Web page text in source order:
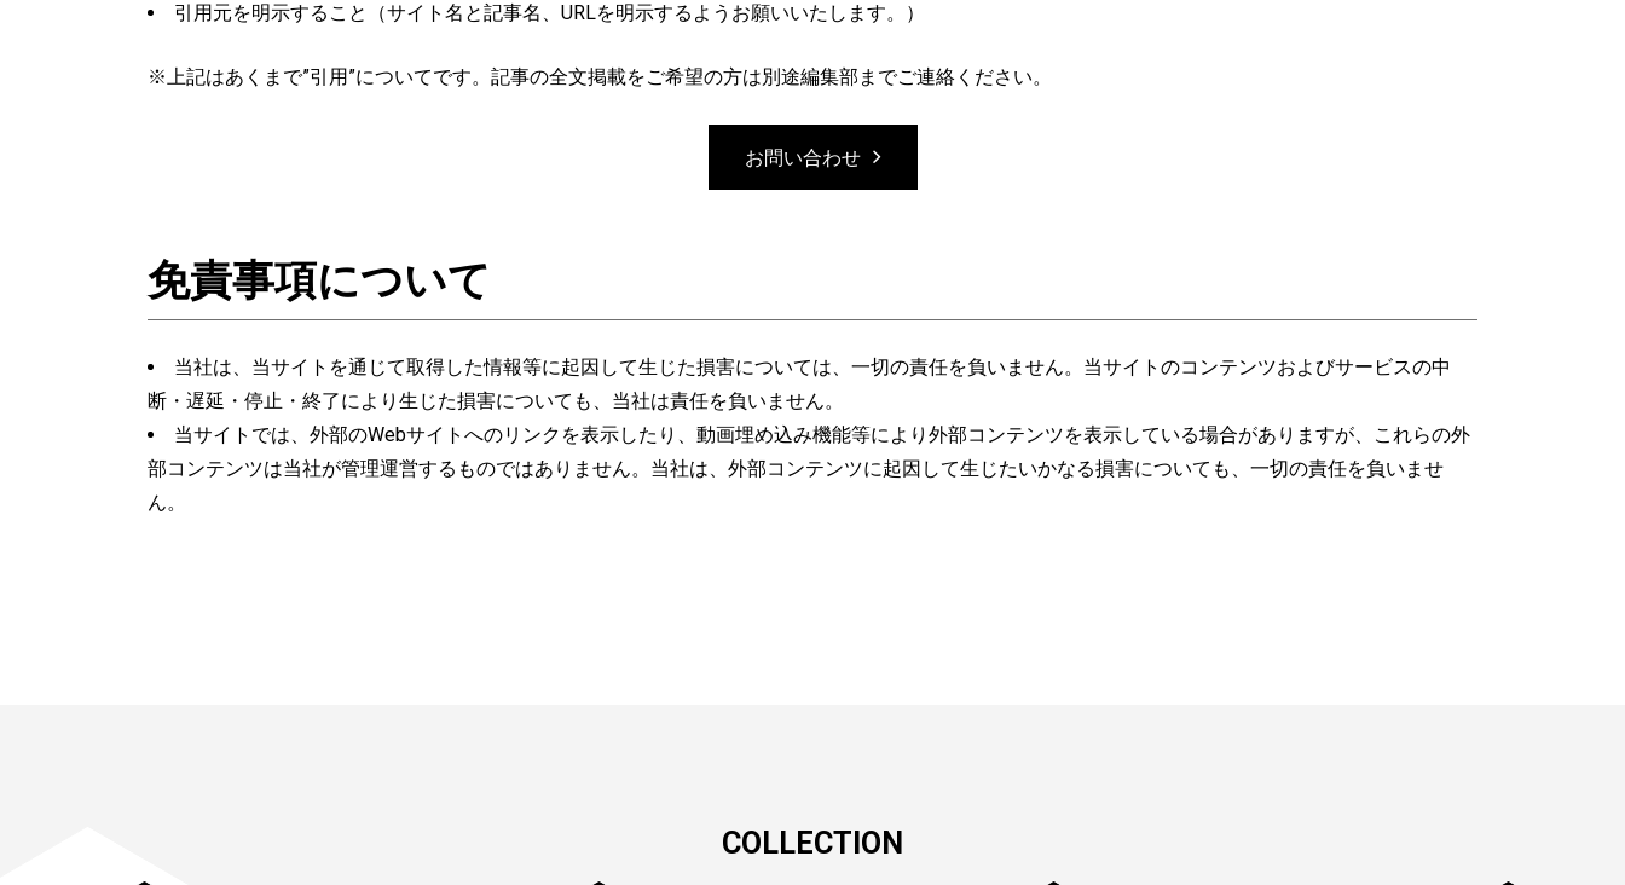
引用元を明示すること（サイト名と記事名、URLを明示するようお願いいたします。）
※上記はあくまで”引用”についてです。記事の全文掲載をご希望の方は別途編集部までご連絡ください。
お問い合わせ
免責事項について
当社は、当サイトを通じて取得した情報等に起因して生じた損害については、一切の責任を負いません。当サイトのコンテンツおよびサービスの中
断・遅延・停止・終了により生じた損害についても、当社は責任を負いません。
当サイトでは、外部のWebサイトへのリンクを表示したり、動画埋め込み機能等により外部コンテンツを表示している場合がありますが、これらの外
部コンテンツは当社が管理運営するものではありません。当社は、外部コンテンツに起因して生じたいかなる損害についても、一切の責任を負いませ
ん。
COLLECTION